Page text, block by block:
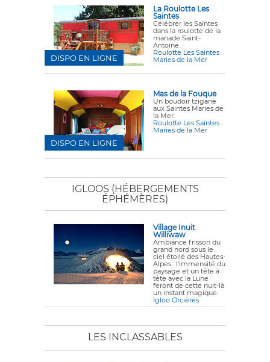
La Roulotte Les
Saintes
Célébrer les Saintes
dans la roulotte de la
manade Saint-
Antoine.
Roulotte Les Saintes
Maries de la Mer
DISPO EN LIGNE
Mas de la Fouque
Un boudoir tzigane
aux Saintes Maries de
la Mer.
Roulotte Les Saintes
Maries de la Mer
DISPO EN LIGNE
IGLOOS (HÉBERGEMENTS
ÉPHÉMÈRES)
Village Inuit
Williwaw
Ambiance frisson du
grand nord sous le
ciel étoilé des Hautes-
Alpes : l'immensité du
paysage et un tête à
tête avec la Lune
feront de cette nuit-là
un instant magique.
Igloo Orcières
LES INCLASSABLES